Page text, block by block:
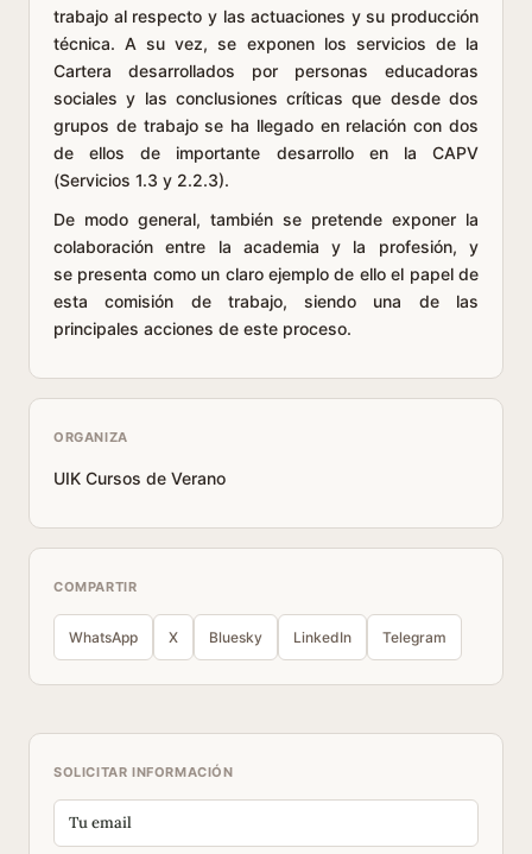
trabajo al respecto y las actuaciones y su producción
técnica. A su vez, se exponen los servicios de la
Cartera desarrollados por personas educadoras
sociales y las conclusiones críticas que desde dos
grupos de trabajo se ha llegado en relación con dos
de ellos de importante desarrollo en la CAPV
(Servicios 1.3 y 2.2.3).
De modo general, también se pretende exponer la
colaboración entre la academia y la profesión, y
se presenta como un claro ejemplo de ello el papel de
esta comisión de trabajo, siendo una de las
principales acciones de este proceso.
ORGANIZA
UIK Cursos de Verano
COMPARTIR
WhatsApp X Bluesky LinkedIn Telegram
SOLICITAR INFORMACIÓN